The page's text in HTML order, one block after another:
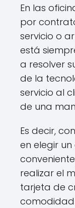
En las
por
servicio o
está
a resolver
de la
servicio al
de una
Es decir,
en elegir
realizar el
tarjeta de
comodidad